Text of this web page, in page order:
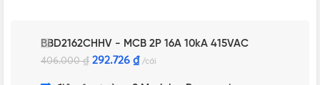
BBD2162CHHV - MCB 2P 16A 10kA 415VAC
406.000₫ 292.726 ₫ cái